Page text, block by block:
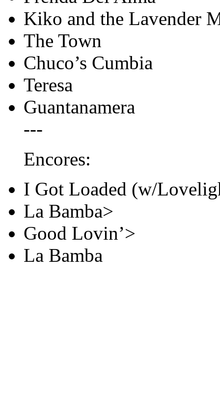
Kiko and the Lavender
The Town
Chuco’s Cumbia
Teresa
Guantanamera
---
Encores:
I Got Loaded (w/
La Bamba>
Good Lovin’>
La Bamba